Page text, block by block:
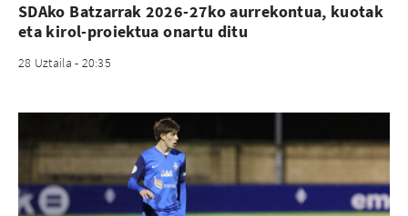
SDAko Batzarrak 2026-27ko aurrekontua, kuotak
eta kirol-proiektua onartu ditu
28 Uztaila - 20:35